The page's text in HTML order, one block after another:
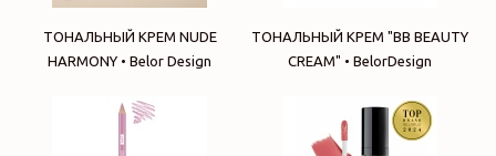
ТОНАЛЬНЫЙ КРЕМ NUDE
HARMONY • Belor Design
ТОНАЛЬНЫЙ КРЕМ "BB BEAUTY
CREAM" • BelorDesign